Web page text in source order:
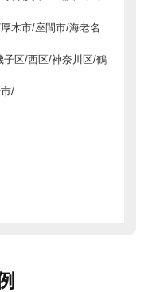
木市/座間市/海老名
区/西区/神奈川区/鶴
/